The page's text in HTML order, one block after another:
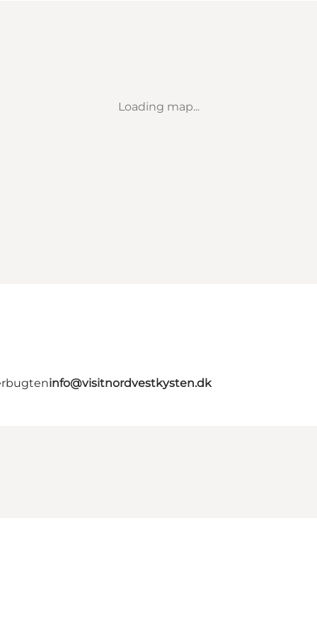
Loading map...
info@visitnordvestkysten.dk